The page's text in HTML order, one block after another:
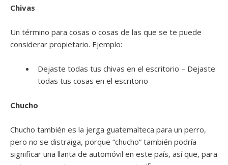
Chivas
Un término para cosas o cosas de las que se te puede
considerar propietario. Ejemplo:
Dejaste todas tus chivas en el escritorio – Dejaste
todas tus cosas en el escritorio
Chucho
Chucho también es la jerga guatemalteca para un perro,
pero no se distraiga, porque “chucho” también podría
significar una llanta de automóvil en este país, así que, para